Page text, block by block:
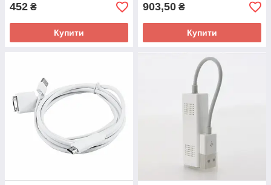
452 ₴
Купити
903,50 ₴
Купити